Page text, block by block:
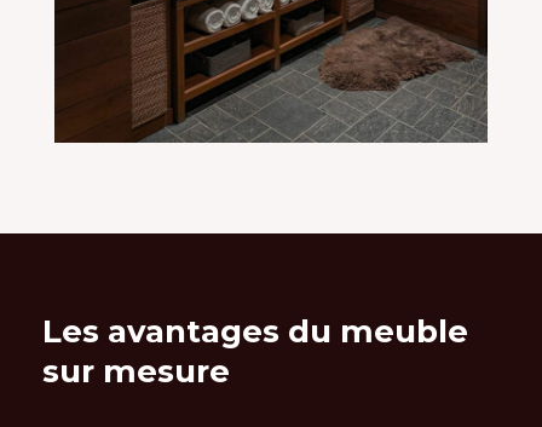
Les avantages du meuble
sur mesure